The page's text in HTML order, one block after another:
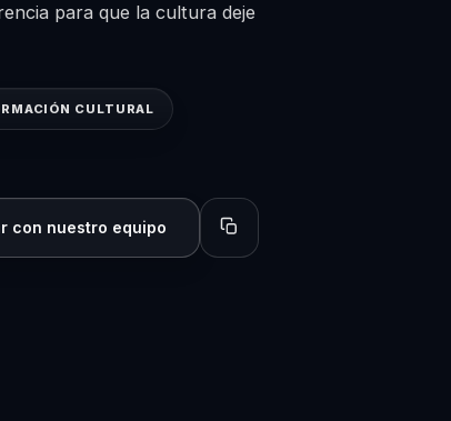
para que la cultura deje
CULTURAL
con nuestro equipo Copiar perfil para compartir